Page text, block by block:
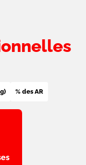
% des AR